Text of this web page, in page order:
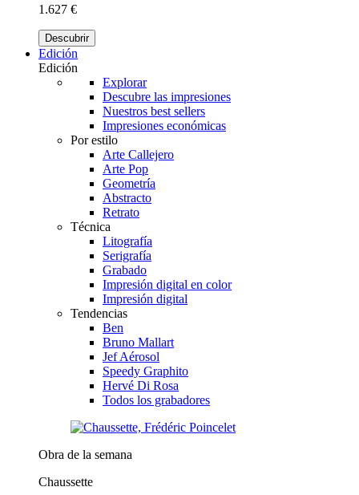
1.627 €
Descubrir
Edición
Edición
Explorar
Descubre las impresiones
Nuestros best sellers
Impresiones económicas
Por estilo
Arte Callejero
Arte Pop
Geometría
Abstracto
Retrato
Técnica
Litografía
Serigrafía
Grabado
Impresión digital en color
Impresión digital
Tendencias
Ben
Bruno Mallart
Jef Aérosol
Speedy Graphito
Hervé Di Rosa
Todos los grabadores
Obra de la semana
Chaussette